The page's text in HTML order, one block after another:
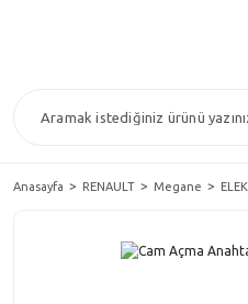
Anasayfa RENAULT Megane